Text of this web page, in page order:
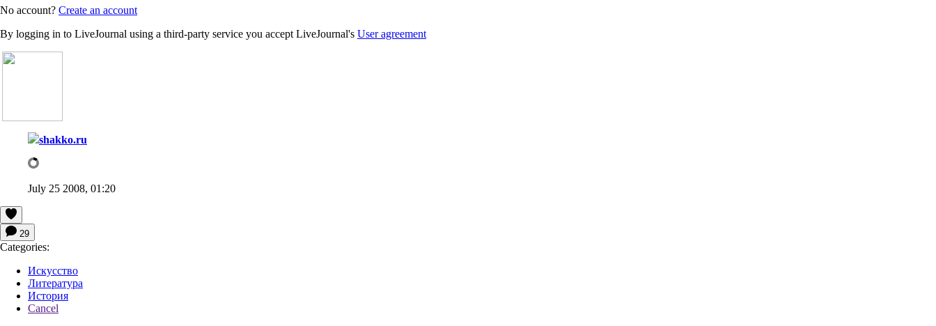
No account? Create an account
By logging in to LiveJournal using a third-party service you accept LiveJournal's User agreement
shakko.ru
July 25 2008, 01:20
29
Categories:
Искусство
Литература
История
Cancel